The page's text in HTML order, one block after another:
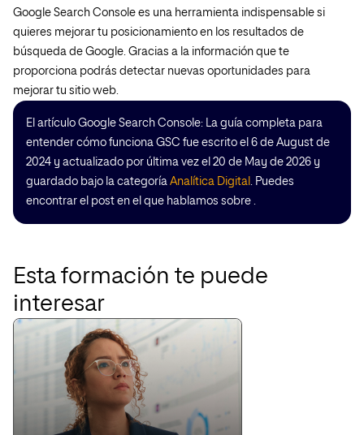
Google Search Console es una herramienta indispensable si
quieres mejorar tu posicionamiento en los resultados de
búsqueda de Google. Gracias a la información que te
proporciona podrás detectar nuevas oportunidades para
mejorar tu sitio web.
El artículo Google Search Console: La guía completa para
entender cómo funciona GSC fue escrito el 6 de August de
2024 y actualizado por última vez el 20 de May de 2026 y
guardado bajo la categoría Analítica Digital . Puedes
encontrar el post en el que hablamos sobre .
Esta formación te puede
interesar